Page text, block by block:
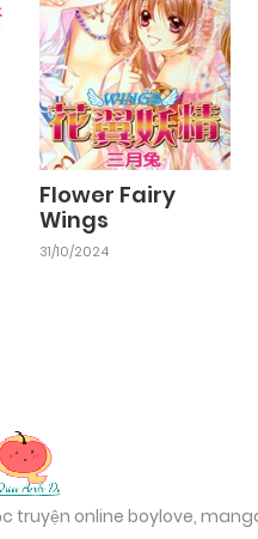
Flower Fairy
Wings
31/10/2024
truyện online boylove,